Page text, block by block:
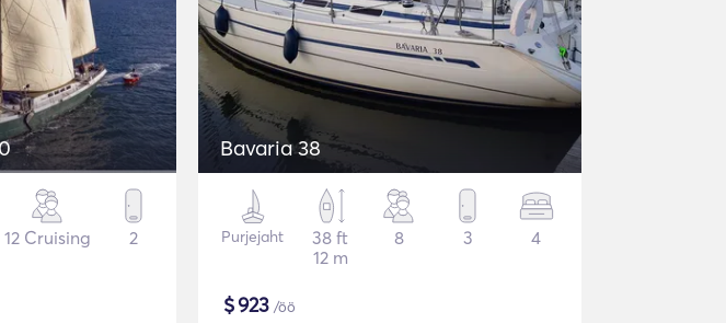
12 Cruising 2
Bavaria 38
Purjejaht
38 ft
12 m
8 3 4
$923 /öö